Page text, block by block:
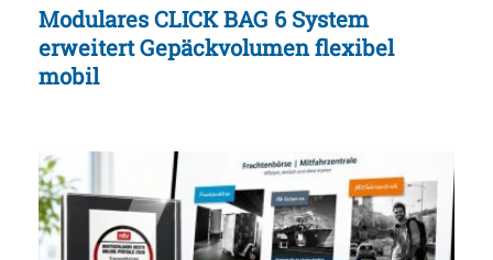
Modulares CLICK BAG 6 System
erweitert Gepäckvolumen flexibel
mobil